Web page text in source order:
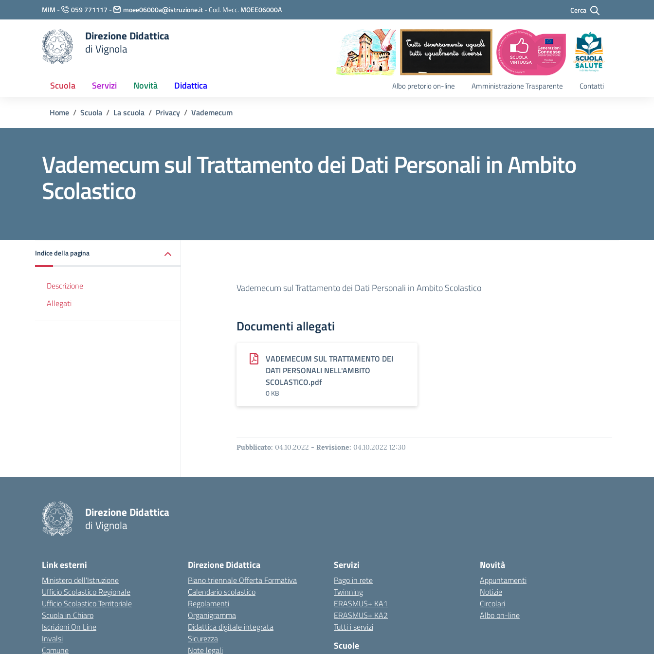
Vai ai contenuti
Vai al menu di navigazione
Vai al footer
MIM - 059 771117 - moee06000a@istruzione.it-Cod. Mecc. MOEE06000A Cerca
Direzione Didattica
di Vignola
Cerca
Scuola Servizi Novità Didattica Albo pretorio on-line Amministrazione Trasparente Contatti
Home Scuola La scuola Privacy Vademecum
Vademecum sul Trattamento dei Dati Personali in Ambito
Scolastico
Indice della pagina
Descrizione
Allegati
Vademecum sul Trattamento dei Dati Personali in Ambito Scolastico
Documenti allegati
VADEMECUM SUL TRATTAMENTO DEI
DATI PERSONALI NELL'AMBITO
SCOLASTICO.pdf
0 KB
Pubblicato: 04.10.2022 - Revisione: 04.10.2022 12:30
Direzione Didattica
di Vignola
Link esterni
Ministero dell'Istruzione
Ufficio Scolastico Regionale
Ufficio Scolastico Territoriale
Scuola in Chiaro
Iscrizioni On Line
Invalsi
Comune
Direzione Didattica
Piano triennale Offerta Formativa
Calendario scolastico
Regolamenti
Organigramma
Didattica digitale integrata
Sicurezza
Note legali
Servizi
Pago in rete
Twinning
ERASMUS+ KA1
ERASMUS+ KA2
Tutti i servizi
Scuole
Novità
Appuntamenti
Notizie
Circolari
Albo on-line